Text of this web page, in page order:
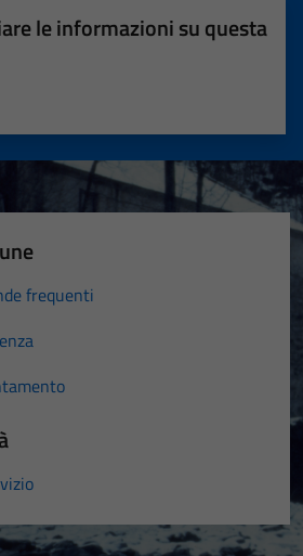
le informazioni su questa
5 stelle su 5
su 5
su 5
5
frequenti